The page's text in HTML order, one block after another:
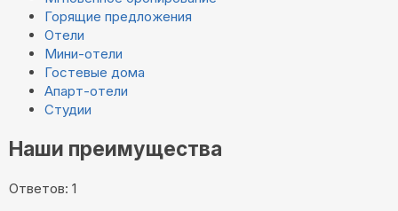
Горящие предложения
Отели
Мини-отели
Гостевые дома
Апарт-отели
Студии
Наши преимущества
Ответов: 1